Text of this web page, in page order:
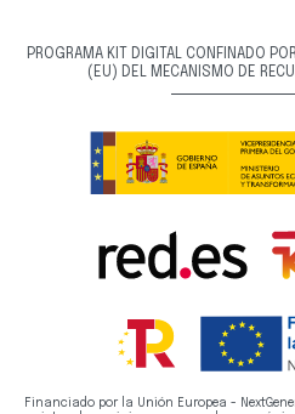
PROGRAMA KIT DIGITAL CONFINADO
(EU) DEL MECANISMO DE
Financiado por la Unión Europea -